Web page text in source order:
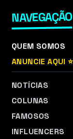
NAVEGAÇÃO
QUEM SOMOS
ANUNCIE AQUI ⭐
NOTÍCIAS
COLUNAS
FAMOSOS
INFLUENCERS